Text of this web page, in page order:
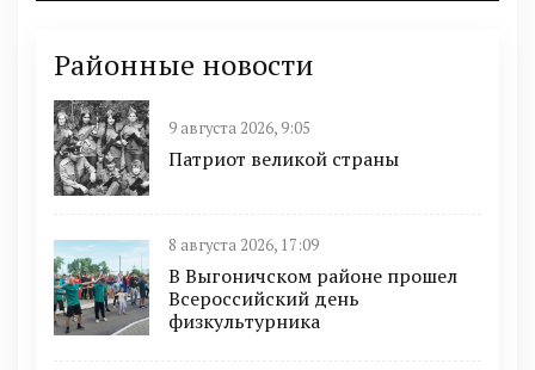
Районные новости
9 августа 2026, 9:05
Патриот великой страны
8 августа 2026, 17:09
В Выгоничском районе прошел
Всероссийский день
физкультурника